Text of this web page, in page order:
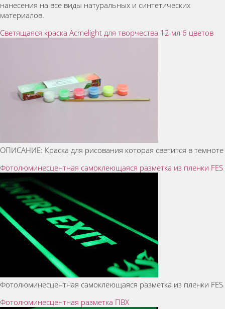
нанесения на все виды натуральных и синтетических
материалов.
Светящаяся краска Acmelight для творчества 12 мл 6 цветов
ОПИСАНИЕ: Краска для рисования которая светится в темноте
Фотолюминесцентная самоклеющаяся разметка из пленки FES
Фотолюминесцентная самоклеющаяся разметка из пленки FES
Фотолюминесцентная разметка ПВХ